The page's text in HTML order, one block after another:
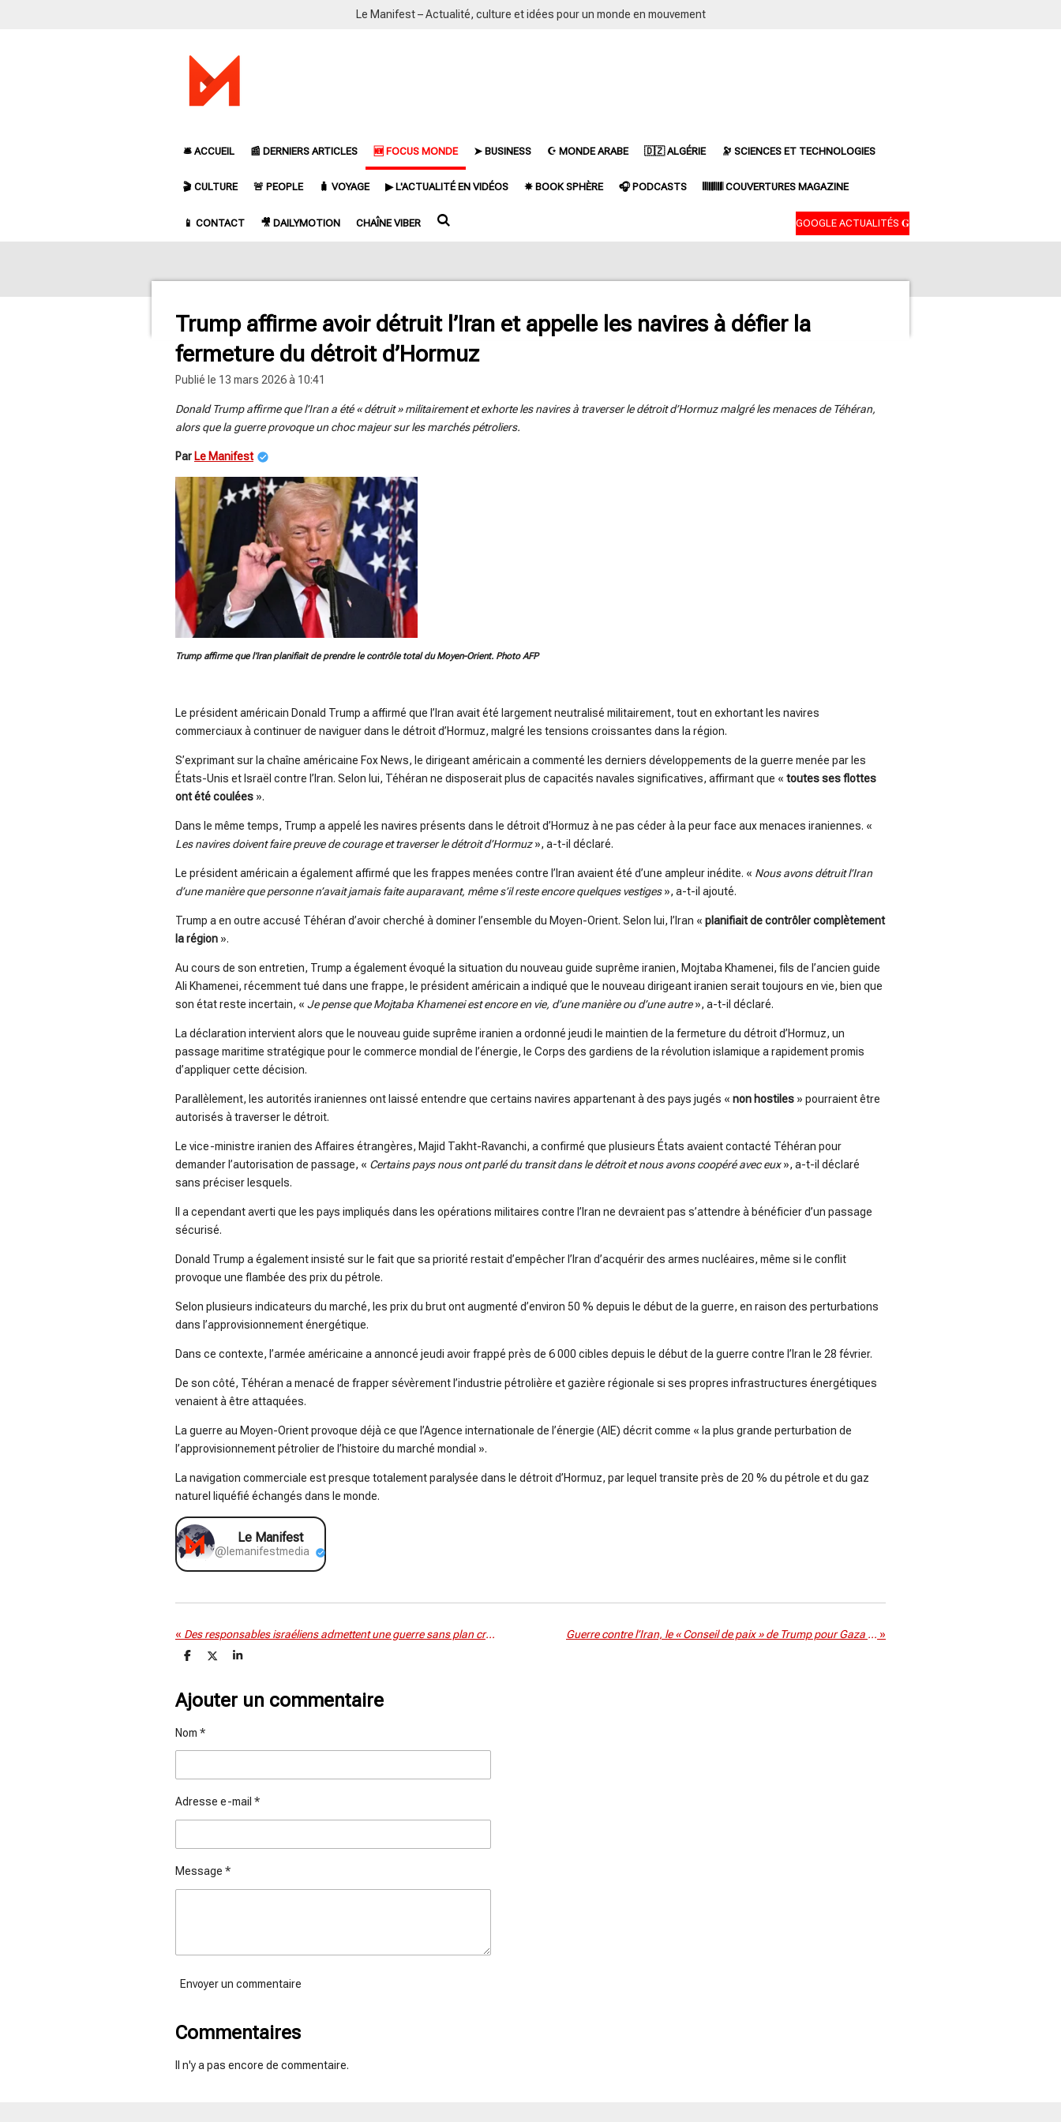
Le Manifest – Actualité, culture et idées pour un monde en mouvement
🛎️ ACCUEIL 📰 DERNIERS ARTICLES 🆕 FOCUS MONDE ➤ BUSINESS ☪ MONDE ARABE 🇩🇿 ALGÉRIE 🔭 SCIENCES ET TECHNOLOGIES
🎬 CULTURE 🚨 PEOPLE 🧳 VOYAGE ▶ L'ACTUALITÉ EN VIDÉOS ✵ BOOK SPHÈRE 🎧 PODCASTS 𝄃𝄃𝄂𝄂𝄀𝄁𝄃𝄂𝄂𝄃 COUVERTURES MAGAZINE
📱 CONTACT 🎥 DAILYMOTION CHAÎNE VIBER GOOGLE ACTUALITÉS 𝐆
Trump affirme avoir détruit l’Iran et appelle les navires à défier la
fermeture du détroit d’Hormuz
Publié le 13 mars 2026 à 10:41
Donald Trump affirme que l’Iran a été « détruit » militairement et exhorte les navires à traverser le détroit d’Hormuz malgré les menaces de Téhéran,
alors que la guerre provoque un choc majeur sur les marchés pétroliers.
Par Le Manifest
Trump affirme que l’Iran planifiait de prendre le contrôle total du Moyen-Orient. Photo AFP
Le président américain Donald Trump a affirmé que l’Iran avait été largement neutralisé militairement, tout en exhortant les navires
commerciaux à continuer de naviguer dans le détroit d’Hormuz, malgré les tensions croissantes dans la région.
S’exprimant sur la chaîne américaine Fox News, le dirigeant américain a commenté les derniers développements de la guerre menée par les
États-Unis et Israël contre l’Iran. Selon lui, Téhéran ne disposerait plus de capacités navales significatives, affirmant que « toutes ses flottes
ont été coulées ».
Dans le même temps, Trump a appelé les navires présents dans le détroit d’Hormuz à ne pas céder à la peur face aux menaces iraniennes. «
Les navires doivent faire preuve de courage et traverser le détroit d’Hormuz», a-t-il déclaré.
Le président américain a également affirmé que les frappes menées contre l’Iran avaient été d’une ampleur inédite. « Nous avons détruit l’Iran
d’une manière que personne n’avait jamais faite auparavant, même s’il reste encore quelques vestiges», a-t-il ajouté.
Trump a en outre accusé Téhéran d’avoir cherché à dominer l’ensemble du Moyen-Orient. Selon lui, l’Iran « planifiait de contrôler complètement
la région ».
Au cours de son entretien, Trump a également évoqué la situation du nouveau guide suprême iranien, Mojtaba Khamenei, fils de l’ancien guide
Ali Khamenei, récemment tué dans une frappe, le président américain a indiqué que le nouveau dirigeant iranien serait toujours en vie, bien que
son état reste incertain, « Je pense que Mojtaba Khamenei est encore en vie, d’une manière ou d’une autre», a-t-il déclaré.
La déclaration intervient alors que le nouveau guide suprême iranien a ordonné jeudi le maintien de la fermeture du détroit d’Hormuz, un
passage maritime stratégique pour le commerce mondial de l’énergie, le Corps des gardiens de la révolution islamique a rapidement promis
d’appliquer cette décision.
Parallèlement, les autorités iraniennes ont laissé entendre que certains navires appartenant à des pays jugés « non hostiles » pourraient être
autorisés à traverser le détroit.
Le vice-ministre iranien des Affaires étrangères, Majid Takht-Ravanchi, a confirmé que plusieurs États avaient contacté Téhéran pour
demander l’autorisation de passage, « Certains pays nous ont parlé du transit dans le détroit et nous avons coopéré avec eux», a-t-il déclaré
sans préciser lesquels.
Il a cependant averti que les pays impliqués dans les opérations militaires contre l’Iran ne devraient pas s’attendre à bénéficier d’un passage
sécurisé.
Donald Trump a également insisté sur le fait que sa priorité restait d’empêcher l’Iran d’acquérir des armes nucléaires, même si le conflit
provoque une flambée des prix du pétrole.
Selon plusieurs indicateurs du marché, les prix du brut ont augmenté d’environ 50 % depuis le début de la guerre, en raison des perturbations
dans l’approvisionnement énergétique.
Dans ce contexte, l’armée américaine a annoncé jeudi avoir frappé près de 6 000 cibles depuis le début de la guerre contre l’Iran le 28 février.
De son côté, Téhéran a menacé de frapper sévèrement l’industrie pétrolière et gazière régionale si ses propres infrastructures énergétiques
venaient à être attaquées.
La guerre au Moyen-Orient provoque déjà ce que l’Agence internationale de l’énergie (AIE) décrit comme « la plus grande perturbation de
l’approvisionnement pétrolier de l’histoire du marché mondial ».
La navigation commerciale est presque totalement paralysée dans le détroit d’Hormuz, par lequel transite près de 20 % du pétrole et du gaz
naturel liquéfié échangés dans le monde.
Le Manifest
@lemanifestmedia
« Des responsables israéliens admettent une guerre sans plan crédible pour renverser le régime iranien Guerre contre l’Iran, le « Conseil de paix » de Trump pour Gaza relégué au second plan »
P
t
a
r
P
t
a
P
t
Ajouter un commentaire
Nom *
Adresse e-mail *
Message *
Envoyer un commentaire
Commentaires
Il n'y a pas encore de commentaire.